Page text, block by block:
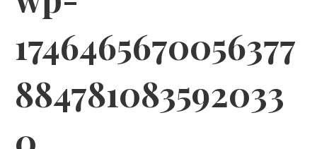
1746465670056377
884781083592033